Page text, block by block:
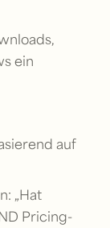
ein
auf
„Hat
Pricing-